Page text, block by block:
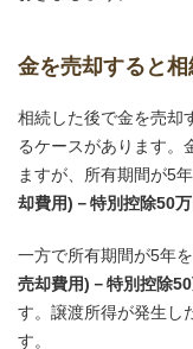
金を売却すると
相続した後で金を売却
るケースがあります。
ますが、所有期間が5
却費用)－特別控除50万
一方で所有期間が5年を
売却費用)－特別控除50
す。譲渡所得が発生し
す。